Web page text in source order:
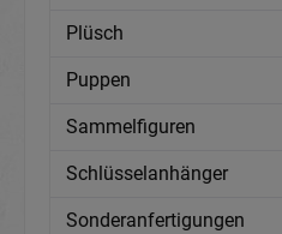
Plüsch
Puppen
Sammelfiguren
Schlüsselanhänger
Sonderanfertigungen